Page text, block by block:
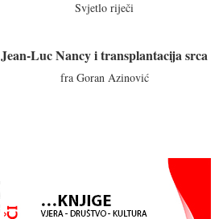
Svjetlo riječi
Jean-Luc Nancy i transplantacija srca
fra Goran Azinović